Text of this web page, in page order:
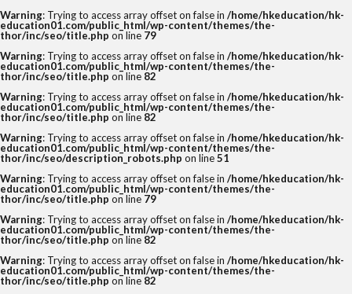
Warning: Trying to access array offset on false in /home/hkeducation/hk-
education01.com/public_html/wp-content/themes/the-
thor/inc/seo/title.php on line 79
Warning: Trying to access array offset on false in /home/hkeducation/hk-
education01.com/public_html/wp-content/themes/the-
thor/inc/seo/title.php on line 82
Warning: Trying to access array offset on false in /home/hkeducation/hk-
education01.com/public_html/wp-content/themes/the-
thor/inc/seo/title.php on line 82
Warning: Trying to access array offset on false in /home/hkeducation/hk-
education01.com/public_html/wp-content/themes/the-
thor/inc/seo/description_robots.php on line51
Warning: Trying to access array offset on false in /home/hkeducation/hk-
education01.com/public_html/wp-content/themes/the-
thor/inc/seo/title.php on line 79
Warning: Trying to access array offset on false in /home/hkeducation/hk-
education01.com/public_html/wp-content/themes/the-
thor/inc/seo/title.php on line 82
Warning: Trying to access array offset on false in /home/hkeducation/hk-
education01.com/public_html/wp-content/themes/the-
thor/inc/seo/title.php on line 82